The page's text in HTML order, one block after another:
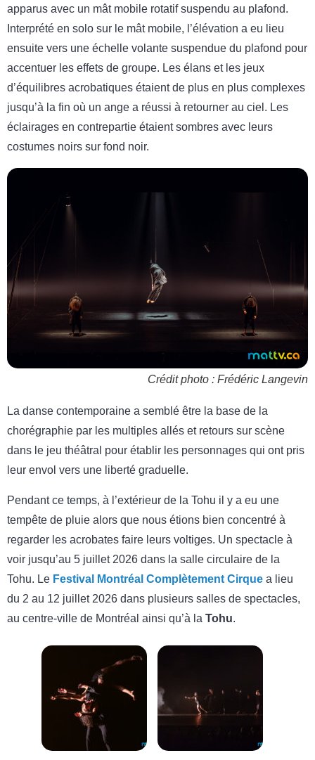
apparus avec un mât mobile rotatif suspendu au plafond.
Interprété en solo sur le mât mobile, l’élévation a eu lieu
ensuite vers une échelle volante suspendue du plafond pour
accentuer les effets de groupe. Les élans et les jeux
d’équilibres acrobatiques étaient de plus en plus complexes
jusqu’à la fin où un ange a réussi à retourner au ciel. Les
éclairages en contrepartie étaient sombres avec leurs
costumes noirs sur fond noir.
Crédit photo : Frédéric Langevin
La danse contemporaine a semblé être la base de la
chorégraphie par les multiples allés et retours sur scène
dans le jeu théâtral pour établir les personnages qui ont pris
leur envol vers une liberté graduelle.
Pendant ce temps, à l’extérieur de la Tohu il y a eu une
tempête de pluie alors que nous étions bien concentré à
regarder les acrobates faire leurs voltiges. Un spectacle à
voir jusqu’au 5 juillet 2026 dans la salle circulaire de la
Tohu. Le Festival Montréal Complètement Cirque a lieu
du 2 au 12 juillet 2026 dans plusieurs salles de spectacles,
au centre-ville de Montréal ainsi qu’à la Tohu.